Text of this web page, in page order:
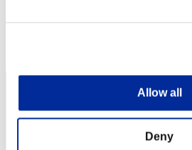
Allow all
Deny